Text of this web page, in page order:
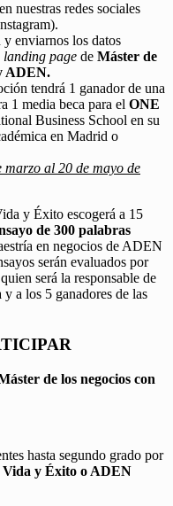
nuestras redes sociales
enviarnos los datos
landing page de Máster de
ADEN.
tendrá 1 ganador de una
1 media beca para el ONE
Business School en su
en Madrid o
marzo al 20 de mayo de
y Éxito escogerá a 15
de 300 palabras
en negocios de ADEN
serán evaluados por
será la responsable de
a los 5 ganadores de las
de los negocios con
hasta segundo grado por
Vida y Éxito o ADEN